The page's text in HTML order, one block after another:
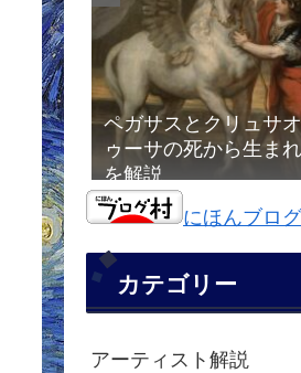
ペガサスとクリュサ
ゥーサの死から生ま
を解説
にほんブロ
カテゴリー
アーティスト解説